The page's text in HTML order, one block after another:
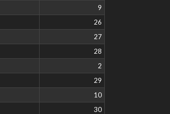
9
26
27
28
2
29
10
30